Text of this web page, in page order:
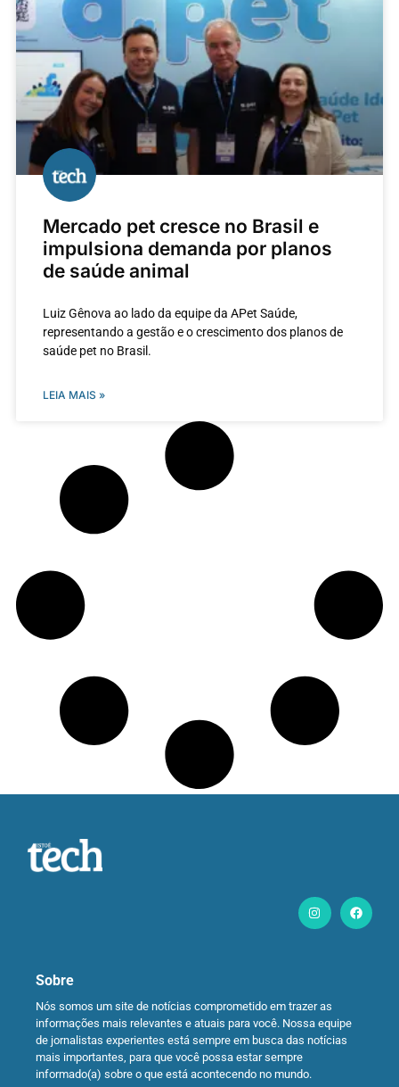
Mercado pet cresce no Brasil e
impulsiona demanda por planos
de saúde animal
Luiz Gênova ao lado da equipe da APet Saúde,
representando a gestão e o crescimento dos planos de
saúde pet no Brasil.
LEIA MAIS »
Sobre
Nós somos um site de notícias comprometido em trazer as
informações mais relevantes e atuais para você. Nossa equipe
de jornalistas experientes está sempre em busca das notícias
mais importantes, para que você possa estar sempre
informado(a) sobre o que está acontecendo no mundo.